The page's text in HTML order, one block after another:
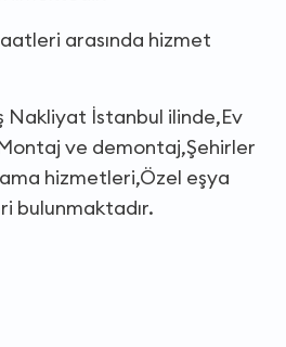
arasında hizmet
Nakliyat İstanbul ilinde,Ev
ve demontaj,Şehirler
hizmetleri,Özel eşya
bulunmaktadır.